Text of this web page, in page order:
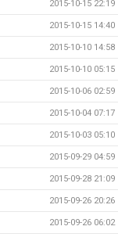
2015-10-15 22:19
2015-10-15 14:40
2015-10-10 14:58
2015-10-10 05:15
2015-10-06 02:59
2015-10-04 07:17
2015-10-03 05:10
2015-09-29 04:59
2015-09-28 21:09
2015-09-26 20:26
2015-09-26 06:02